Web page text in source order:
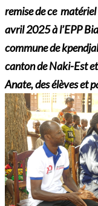
remise de ce
avril 2025 à l’EPP
commune de
canton de Naki-Est
Anate, des élèves et